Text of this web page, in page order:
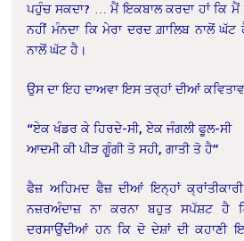
ਪਹੁੰਚ ਸਕਦਾ? … ਮੈਂ ਇਕਬਾਲ ਕਰਦਾ ਹਾਂ ਕਿ ਮੈਂ
ਨਹੀਂ ਮੰਨਦਾ ਕਿ ਮੇਰਾ ਦਰਦ ਗ਼ਾਲਿਬ ਨਾਲੋਂ ਘੱਟ
ਨਾਲੋਂ ਘੱਟ ਹੈ।
ਉਸ ਦਾ ਇਹ ਦਾਅਵਾ ਇਸ ਤਰ੍ਹਾਂ ਦੀਆਂ
“ਏਕ ਖੰਡਰ ਕੇ ਹਿਰਦੇ-ਸੀ, ਏਕ ਜੰਗਲੀ ਫੂਲ-ਸੀ
ਆਦਮੀ ਕੀ ਪੀੜ ਗੂੰਗੀ ਤੋ ਸਹੀ, ਗਾਤੀ ਤੋ ਹੈ”
ਫੈਜ਼ ਅਹਿਮਦ ਫੈਜ਼ ਦੀਆਂ ਇਨ੍ਹਾਂ
ਨਜ਼ਰਅੰਦਾਜ਼ ਨਾ ਕਰਨਾ ਬਹੁਤ ਸਪੱਸ਼ਟ
ਦਰਸਾਉਂਦੀਆਂ ਹਨ ਕਿ ਦੋ ਦੇਸ਼ਾਂ ਦੀ ਕਹਾਣੀ